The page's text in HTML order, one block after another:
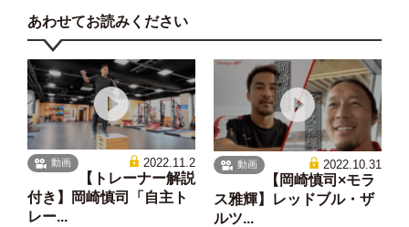
あわせてお読みください
動画 2022.11.2
【トレーナー解説
付き】岡崎慎司「自主ト
レー...
動画 2022.10.31
【岡崎慎司×モラ
ス雅輝】レッドブル・ザ
ルツ...